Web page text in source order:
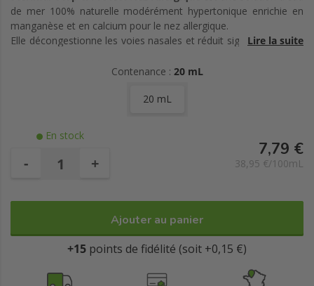
de mer 100% naturelle modérément hypertonique enrichie en
manganèse et en calcium pour le nez allergique.
Elle décongestionne les voies nasales et réduit significativement
complexe exclusif breveté à base d'ingrédients d'origine
extérieures responsables de la réaction allergique, les inactive et
film protecteur qui empêche les allergènes d'entrer en contact
avec la muqueuse nasale. La fonction barrière est
significativement renforcée.
Lire la suite
Contenance : 20 mL
20 mL
En stock
- +
7,79 €
38,95 €/100mL
Ajouter au panier
+15 points de fidélité (soit +0,15 €)